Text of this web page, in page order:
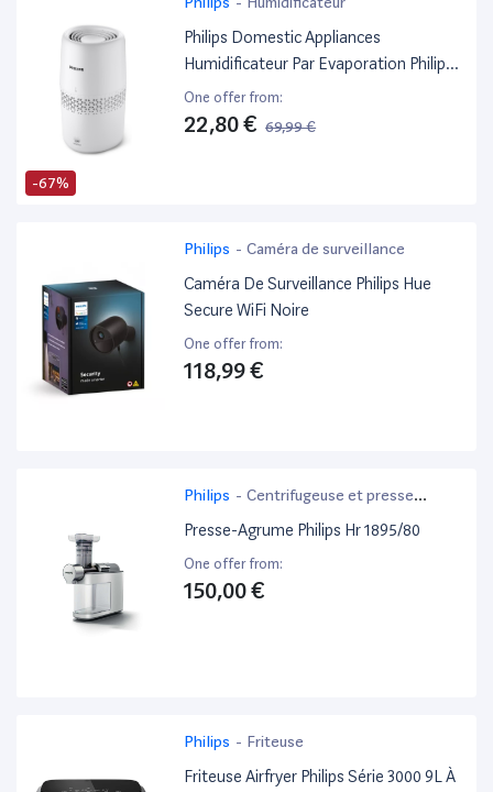
-67%
Philips Domestic Appliances
Humidificateur Par Evaporation Philips
Série 2000, Humidification, 99,97%
Moins De Bactéries, Réservoir D'Eau
One offer from:
22,80 € 69,99 €
Philips - Caméra de surveillance
Caméra De Surveillance Philips Hue
Secure WiFi Noire
One offer from:
118,99 €
Philips - Centrifugeuse et presse
agrume
Presse-Agrume Philips Hr 1895/80
One offer from:
150,00 €
Philips - Friteuse
Friteuse Airfryer Philips Série 3000 9L À